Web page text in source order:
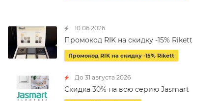
10.06.2026
Промокод RIK на скидку -15% Rikett
Промокод RIK на скидку -15% Rikett
До 31 августа 2026
Скидка 30% на всю серию Jasmart